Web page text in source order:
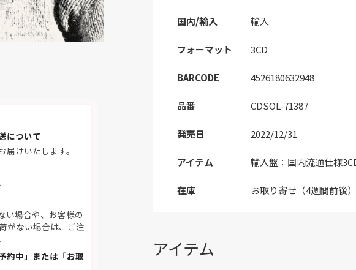
について
けいたします。
い場合や、お客様の
がない場合は、ご注
約中」または「お取
国内/輸入 輸入
フォーマット 3CD
BARCODE 4526180632948
品番 CDSOL-71387
発売日 2022/12/31
アイテム 輸入盤：国内流通仕様
在庫 お取り寄せ（4週間前後）
アイテム